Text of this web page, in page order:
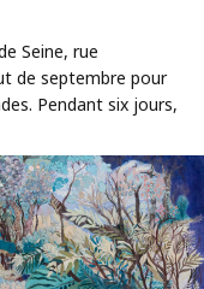
Seine, rue
de septembre pour
Pendant six jours,